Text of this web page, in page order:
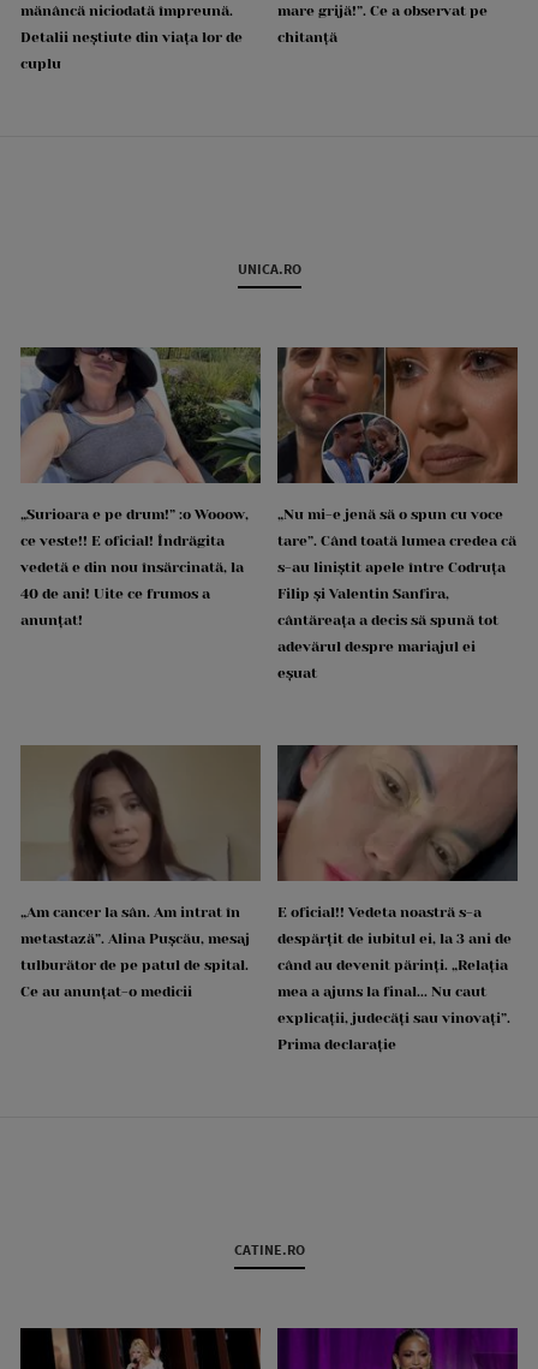
mănâncă niciodată împreună.
Detalii neștiute din viața lor de
cuplu
mare grijă!”. Ce a observat pe
chitanță
UNICA.RO
„Surioara e pe drum!” :o Wooow,
ce veste!! E oficial! Îndrăgita
vedetă e din nou însărcinată, la
40 de ani! Uite ce frumos a
anunțat!
„Nu mi-e jenă să o spun cu voce
tare”. Când toată lumea credea că
s-au liniștit apele între Codruța
Filip și Valentin Sanfira,
cântăreața a decis să spună tot
adevărul despre mariajul ei
eșuat
„Am cancer la sân. Am intrat în
metastază”. Alina Pușcău, mesaj
tulburător de pe patul de spital.
Ce au anunțat-o medicii
E oficial!! Vedeta noastră s-a
despărțit de iubitul ei, la 3 ani de
când au devenit părinți. „Relația
mea a ajuns la final... Nu caut
explicații, judecăți sau vinovați”.
Prima declarație
CATINE.RO